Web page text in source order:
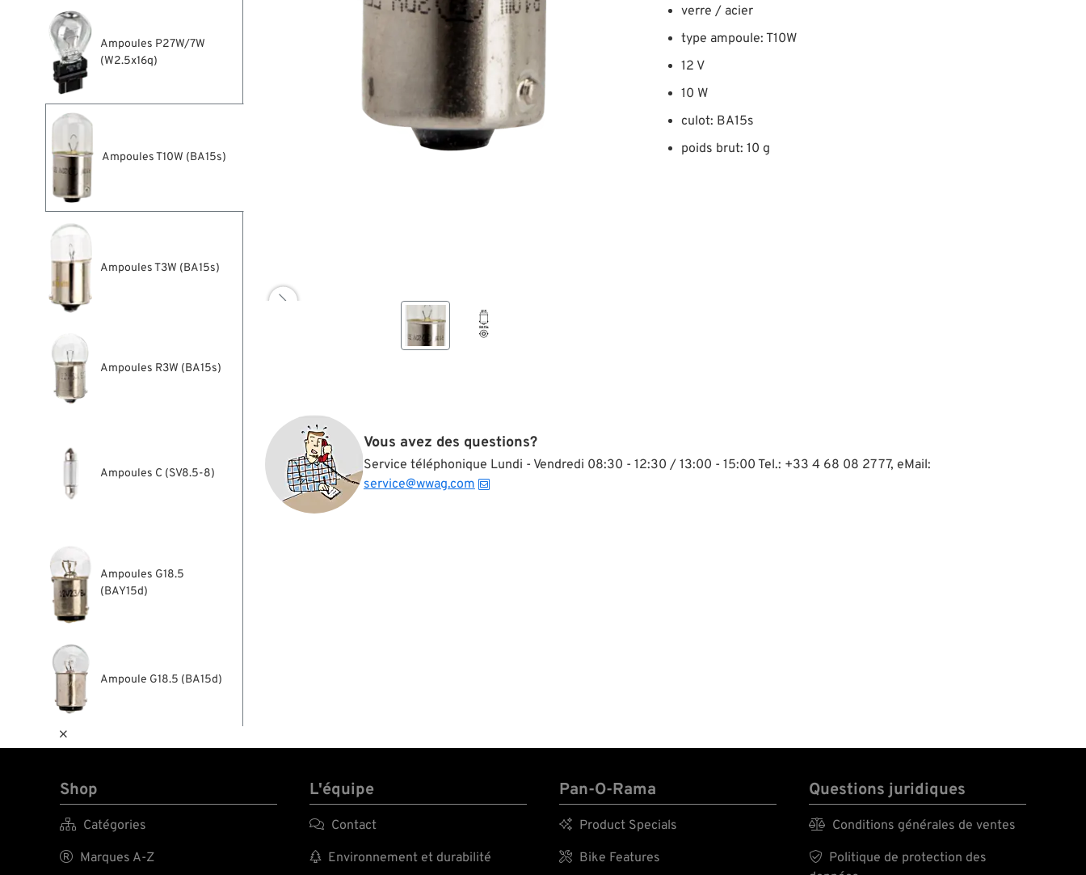
Ampoules P27W/7W
(W2.5x16q)
Ampoules T10W (BA15s)
Ampoules T3W (BA15s)
Ampoules R3W (BA15s)
Ampoules C (SV8.5-8)
Ampoules G18.5
(BAY15d)
Ampoule G18.5 (BA15d)


verre / acier
type ampoule: T10W
12 V
10 W
culot: BA15s
poids brut: 10 g
Vous avez des questions?
Service téléphonique Lundi - Vendredi 08:30 - 12:30 / 13:00 - 15:00 Tel.: +33 4 68 08 27 77, eMail:
service@wwag.com
Shop
 Catégories
 Marques A-Z
L'équipe
 Contact
 Environnement et durabilité
Pan-O-Rama
 Product Specials
 Bike Features
Questions juridiques
 Conditions générales de ventes

Politique de protection des